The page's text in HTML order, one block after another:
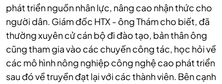
phát triển nguồn nhân lực, nâng cao nhận thức cho
người dân. Giám đốc HTX - ông Thám cho biết, đã
thường xuyên cử cán bộ đi đào tạo, bản thân ông
cũng tham gia vào các chuyến công tác, học hỏi về
các mô hình nông nghiệp công nghệ cao phát triển
sau đó về truyền đạt lại với các thành viên. Bên cạnh